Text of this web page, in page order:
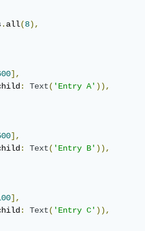
. all(8),
],
: Text( 'Entry A' )),
],
: Text( 'Entry B' )),
],
: Text( 'Entry C' )),